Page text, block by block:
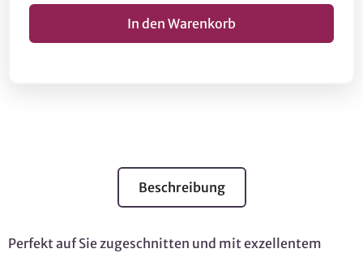
Beschreibung
Perfekt auf Sie zugeschnitten und mit exzellentem